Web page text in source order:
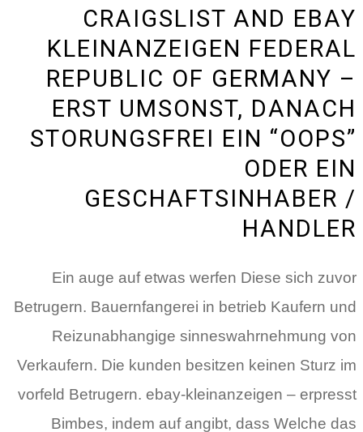
CRAIGSLIST AND EBAY
KLEINANZEIGEN FEDERAL
REPUBLIC OF GERMANY –
ERST UMSONST, DANACH
STORUNGSFREI EIN “OOPS”
ODER EIN
GESCHAFTSINHABER /
HANDLER
Ein auge auf etwas werfen Diese sich zuvor
Betrugern. Bauernfangerei in betrieb Kaufern und
Reizunabhangige sinneswahrnehmung von
Verkaufern. Die kunden besitzen keinen Sturz im
vorfeld Betrugern. ebay-kleinanzeigen – erpresst
Bimbes, indem auf angibt, dass Welche das